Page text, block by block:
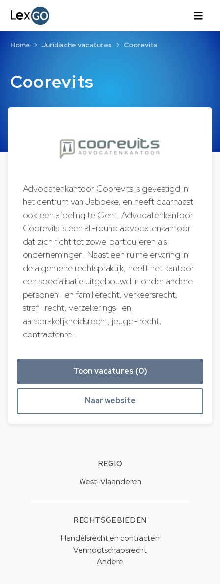
Coorevits
Home Juridische vacatures Coorevits
Advocatenkantoor Coorevits is gevestigd in
het centrum van Jabbeke, en heeft daarnaast
ook een afdeling te Gent. Advocatenkantoor
Coorevits is een all-round advocatenkantoor
dat zich richt tot zowel particulieren als
ondernemingen. Naast een ruime ervaring in
de algemene rechtspraktijk, heeft het kantoor
een specialisatie uitgebouwd in onder andere
personen- en familierecht, verkeersrecht,
straf- recht, verzekerings- en
aansprakelijkheidsrecht, jeugd- recht,
contractenre…
Toon vacatures (0)
Naar website
REGIO
West-Vlaanderen
RECHTSGEBIEDEN
Handelsrecht en contracten
Vennootschapsrecht
Andere